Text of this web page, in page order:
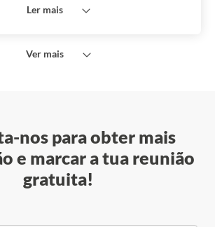
Ler mais
Ver mais
nos para obter mais
e marcar a tua reunião
gratuita!